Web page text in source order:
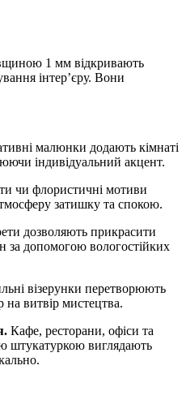
1 мм відкривають
інтер’єру. Вони
малюнки додають кімнаті
індивідуальний акцент.
чи флористичні мотиви
затишку та спокою.
дозволяють прикрасити
за допомогою вологостійких
візерунки перетворюють
на витвір мистецтва.
Кафе, ресторани, офіси та
штукатуркою виглядають